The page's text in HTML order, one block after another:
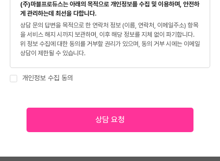
(주)마블프로듀스는 아래의 목적으로 개인정보를 수집 및 이용하며, 안전하
게 관리하는데 최선을 다합니다.
상담 문의 답변을 목적으로 한 연락처 정보 (이름, 연락처, 이메일주소) 항목
을 서비스 해지 시까지 보관하며, 이후 해당 정보를 지체 없이 파기합니다.
위 정보 수집에 대한 동의를 거부할 권리가 있으며, 동의 거부 시에는 이메일
상담이 제한될 수 있습니다.
개인정보 수집 동의
상담 요청